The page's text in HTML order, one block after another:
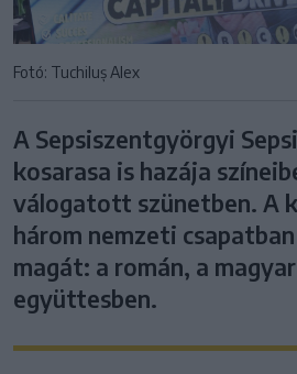
Fotó: Tuchiluș Alex
A Sepsiszentgyörgyi
kosarasa is hazája
válogatott szünetben. A
három nemzeti
magát: a román, a
együttesben.